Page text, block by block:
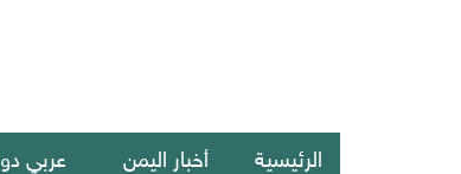
الرئيسية أخبار اليمن عربي